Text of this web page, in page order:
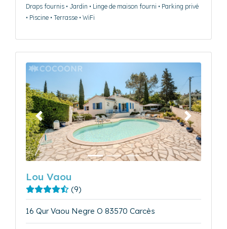
Draps fournis • Jardin • Linge de maison fourni • Parking privé
• Piscine • Terrasse • WiFi
Précédent Suivant
Lou Vaou
(9)
16 Qur Vaou Negre O 83570 Carcès